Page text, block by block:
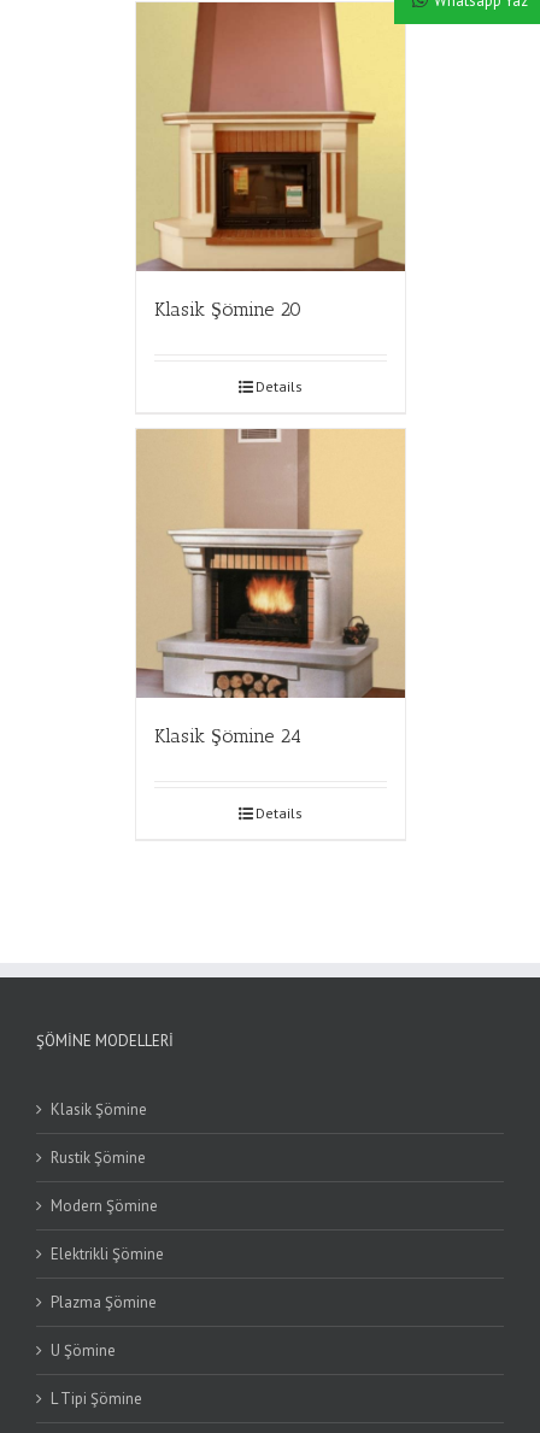
Klasik Şömine 20
Details
Klasik Şömine 24
Details
ŞÖMINE MODELLERI
Klasik Şömine
Rustik Şömine
Modern Şömine
Elektrikli Şömine
Plazma Şömine
U Şömine
L Tipi Şömine